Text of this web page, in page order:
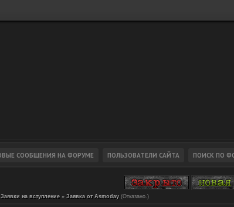
Заявки на вступление » Заявка от Asmoday (Отказано.)